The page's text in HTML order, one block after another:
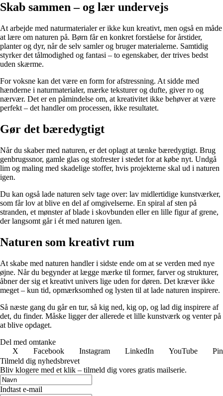
Skab sammen – og lær undervejs
At arbejde med naturmaterialer er ikke kun kreativt, men også en måde
at lære om naturen på. Børn får en konkret forståelse for årstider,
planter og dyr, når de selv samler og bruger materialerne. Samtidig
styrker det tålmodighed og fantasi – to egenskaber, der trives bedst
uden skærme.
For voksne kan det være en form for afstressning. At sidde med
hænderne i naturmaterialer, mærke teksturer og dufte, giver ro og
nærvær. Det er en påmindelse om, at kreativitet ikke behøver at være
perfekt – det handler om processen, ikke resultatet.
Gør det bæredygtigt
Når du skaber med naturen, er det oplagt at tænke bæredygtigt. Brug
genbrugssnor, gamle glas og stofrester i stedet for at købe nyt. Undgå
lim og maling med skadelige stoffer, hvis projekterne skal ud i naturen
igen.
Du kan også lade naturen selv tage over: lav midlertidige kunstværker,
som får lov at blive en del af omgivelserne. En spiral af sten på
stranden, et mønster af blade i skovbunden eller en lille figur af grene,
der langsomt går i ét med naturen igen.
Naturen som kreativt rum
At skabe med naturen handler i sidste ende om at se verden med nye
øjne. Når du begynder at lægge mærke til former, farver og strukturer,
åbner der sig et kreativt univers lige uden for døren. Det kræver ikke
meget – kun tid, opmærksomhed og lysten til at lade naturen inspirere.
Så næste gang du går en tur, så kig ned, kig op, og lad dig inspirere af
det, du finder. Måske ligger der allerede et lille kunstværk og venter på
at blive opdaget.
Del med omtanke
X
Facebook Instagram LinkedIn YouTube
Tilmeld dig nyhedsbrevet
Bliv klogere med et klik – tilmeld dig vores gratis mailserie.
Indtast e-mail